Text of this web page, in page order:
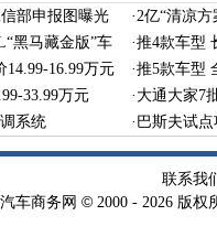
部申报图曝光 ·2亿“清凉
黑马藏金版”车
·推4款车型
16.99万元 ·推5款车型
33.99万元 · 大通大家7
系统 · 巴斯夫试
术
联系我
汽车商务网 © 2000 - 2026 版权